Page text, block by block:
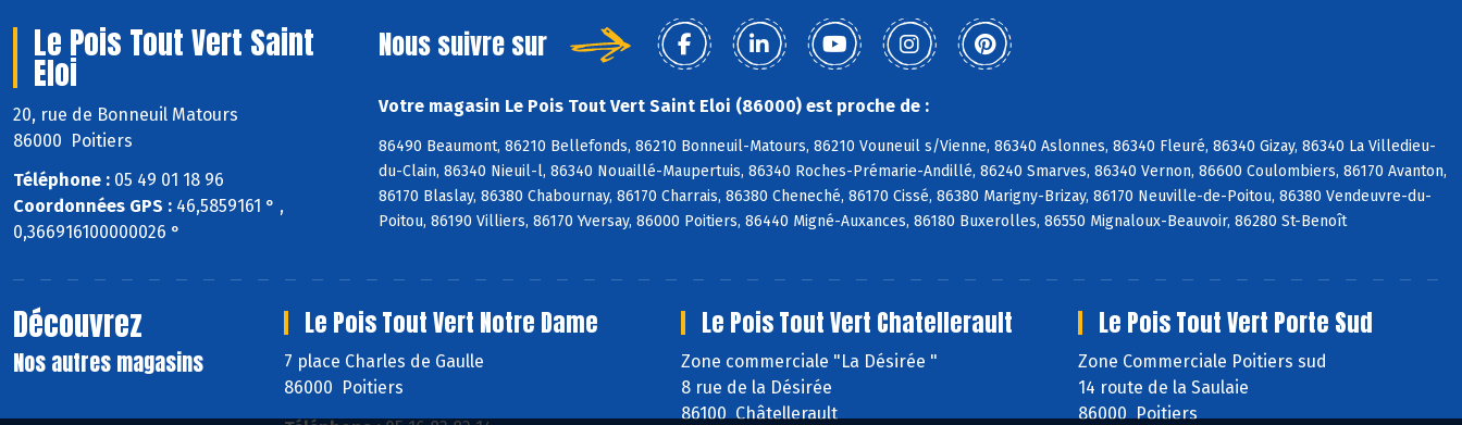
Le Pois Tout Vert Saint
Eloi
20, rue de Bonneuil Matours
86000 Poitiers
Téléphone : 05 49 01 18 96
Coordonnées GPS : 46,5859161 ° ,
0,366916100000026 °
Nous suivre sur
Votre magasin Le Pois Tout Vert Saint Eloi (86000) est proche de :
86490 Beaumont, 86210 Bellefonds, 86210 Bonneuil-Matours, 86210 Vouneuil s/Vienne, 86340 Aslonnes, 86340 Fleuré, 86340 Gizay, 86340 La Villedieu-
du-Clain, 86340 Nieuil-l, 86340 Nouaillé-Maupertuis, 86340 Roches-Prémarie-Andillé, 86240 Smarves, 86340 Vernon, 86600 Coulombiers, 86170 Avanton,
86170 Blaslay, 86380 Chabournay, 86170 Charrais, 86380 Cheneché, 86170 Cissé, 86380 Marigny-Brizay, 86170 Neuville-de-Poitou, 86380 Vendeuvre-du-
Poitou, 86190 Villiers, 86170 Yversay, 86000 Poitiers, 86440 Migné-Auxances, 86180 Buxerolles, 86550 Mignaloux-Beauvoir, 86280 St-Benoît
Découvrez
Nos autres magasins
Le Pois Tout Vert Notre Dame
7 place Charles de Gaulle
86000 Poitiers
Le Pois Tout Vert Chatellerault
Zone commerciale "La Désirée "
8 rue de la Désirée
86100 Châtellerault
Le Pois Tout Vert Porte Sud
Zone Commerciale Poitiers sud
14 route de la Saulaie
86000 Poitiers